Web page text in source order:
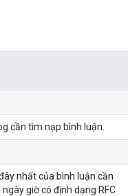
cần tìm nạp bình luận.
nhất của bình luận cần
giờ có định dạng RFC